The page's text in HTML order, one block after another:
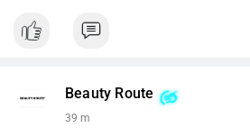
Beauty Route
39 m